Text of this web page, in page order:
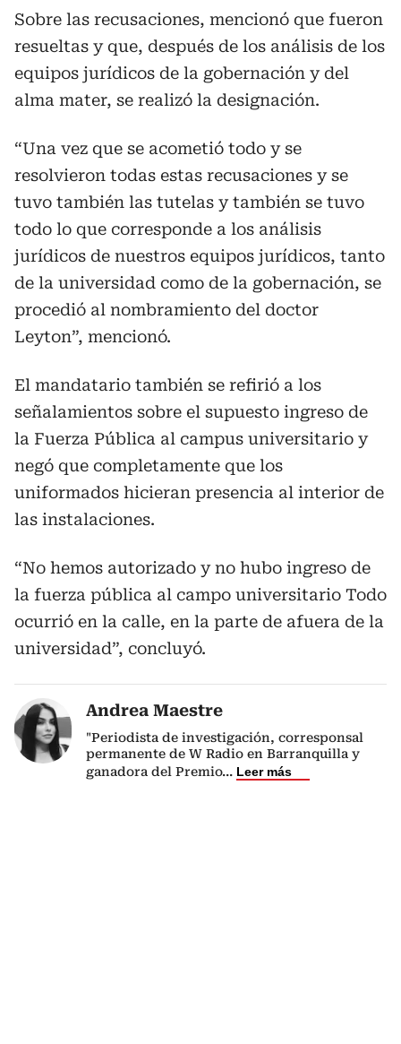
Sobre las recusaciones, mencionó que fueron
resueltas y que, después de los análisis de los
equipos jurídicos de la gobernación y del
alma mater, se realizó la designación.
“Una vez que se acometió todo y se
resolvieron todas estas recusaciones y se
tuvo también las tutelas y también se tuvo
todo lo que corresponde a los análisis
jurídicos de nuestros equipos jurídicos, tanto
de la universidad como de la gobernación, se
procedió al nombramiento del doctor
Leyton”, mencionó.
El mandatario también se refirió a los
señalamientos sobre el supuesto ingreso de
la Fuerza Pública al campus universitario y
negó que completamente que los
uniformados hicieran presencia al interior de
las instalaciones.
“No hemos autorizado y no hubo ingreso de
la fuerza pública al campo universitario Todo
ocurrió en la calle, en la parte de afuera de la
universidad”, concluyó.
Andrea Maestre
"Periodista de investigación, corresponsal
permanente de W Radio en Barranquilla y
ganadora del Premio... Leer más